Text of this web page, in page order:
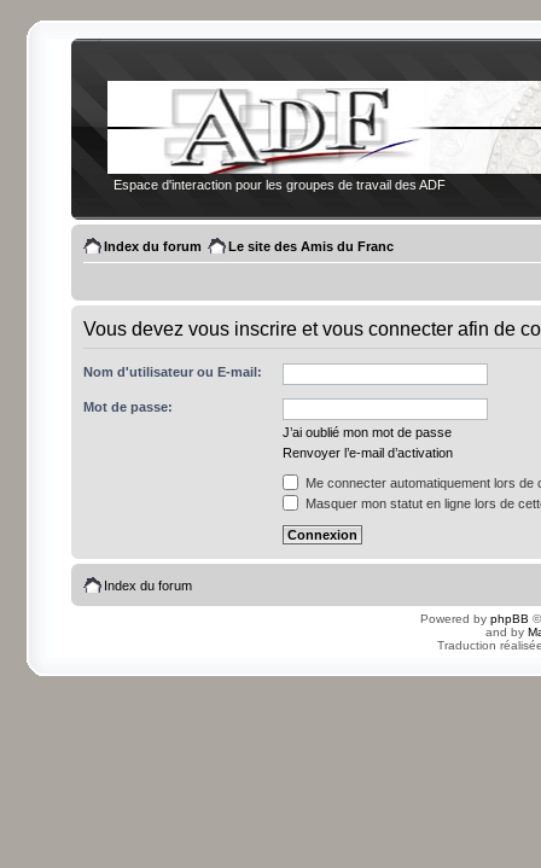
Espace d'interaction pour les groupes de travail des ADF
Index du forum Le site des Amis du Franc
Vous devez vous inscrire et vous connecter afin de
Nom d'utilisateur ou E-mail:
Mot de passe:
J’ai oublié mon mot de passe
Renvoyer l’e-mail d’activation
Me connecter automatiquement lors de
Masquer mon statut en ligne lors de
Index du forum
Powered by phpBB
and by
Traduction